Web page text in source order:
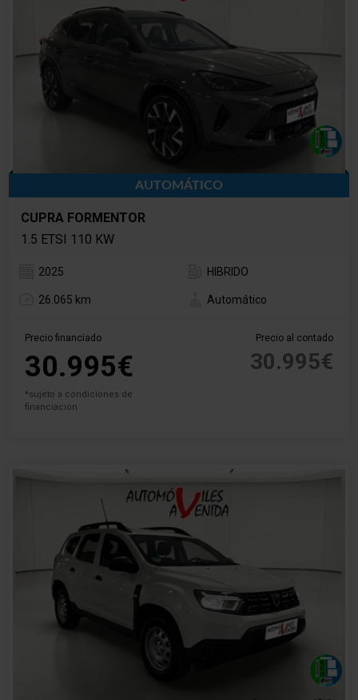
AUTOMÁTICO
CUPRA FORMENTOR
1.5 ETSI 110 KW
2025 HIBRIDO
26.065 km Automático
Precio financiado
30.995€
*sujeto a condiciones de
financiación
Precio al contado
30.995€